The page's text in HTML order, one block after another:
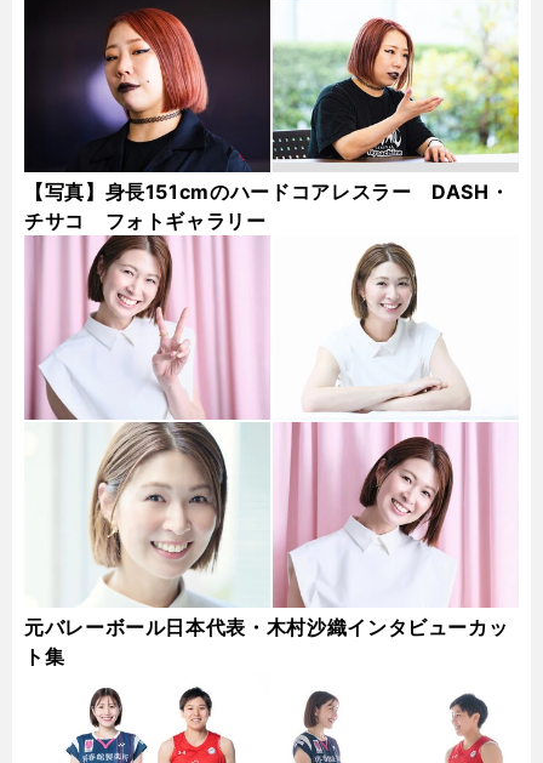
【写真】身長151cmのハードコアレスラー DASH・
チサコ フォトギャラリー
元バレーボール日本代表・木村沙織インタビューカッ
ト集